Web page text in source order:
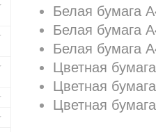
Белая бумага
Белая бумага
Белая бумага
Цветная
Цветная
Цветная